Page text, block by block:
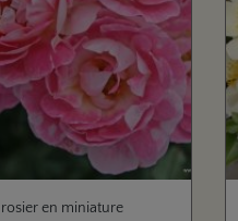
rosier en miniature